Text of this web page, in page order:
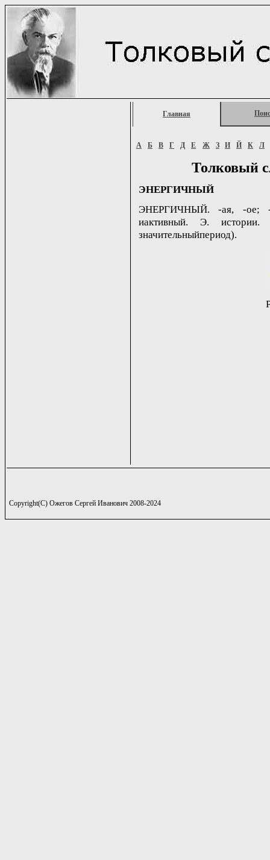
Главная
А Б В Г Д Е Ж З И Й К Л
Толковый
ЭНЕРГИЧНЫЙ
ЭНЕРГИЧНЫЙ. -ая, -ое; -
иактивный. Э.
значительныйпериод).
Copyright(C) Ожегов Сергей Иванович 2008-2024